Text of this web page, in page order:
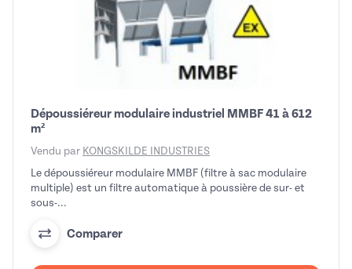
Dépoussiéreur modulaire industriel MMBF 41 à 612
m²
Vendu par KONGSKILDE INDUSTRIES
Le dépoussiéreur modulaire MMBF (filtre à sac modulaire
multiple) est un filtre automatique à poussière de sur- et
sous-...
Comparer